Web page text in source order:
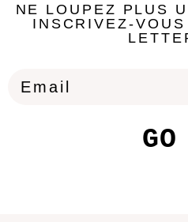
NE LOUPEZ PLUS
INSCRIVEZ-